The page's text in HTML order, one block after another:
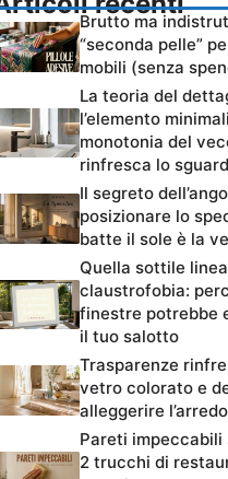
Brutto ma
“seconda pelle”
mobili (senza
La teoria del
l’elemento
monotonia del
rinfresca lo
Il segreto
posizionare lo
batte il sole è la
Quella sottile
claustrofobia:
finestre potrebbe
il tuo salotto
Trasparenze
vetro colorato e
alleggerire
Pareti impeccabili
2 trucchi di